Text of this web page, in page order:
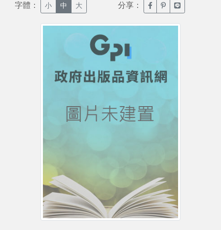
字體： 小 中 大 分享： 臉書分享(另開新視窗)
噗浪分享(另開新
Line分享(另